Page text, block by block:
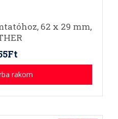
62 x 29 mm,
rakom